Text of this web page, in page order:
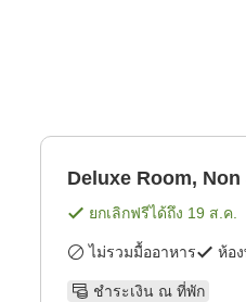
Deluxe Room,
ยกเลิกฟรีได้ถึง 19 ส.ค.
ไม่รวมมื้ออาหาร ห้อ
ชำระเงิน ณ ที่พัก